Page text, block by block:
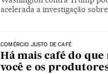
acelerada a investigação
COMÉRCIO JUSTO DE CAFÉ
Há mais café do
você e os